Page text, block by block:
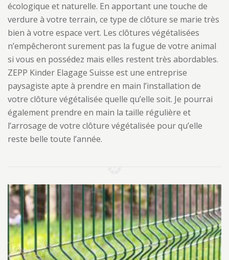
écologique et naturelle. En apportant une touche de
verdure à votre terrain, ce type de clôture se marie très
bien à votre espace vert. Les clôtures végétalisées
n’empêcheront surement pas la fugue de votre animal
si vous en possédez mais elles restent très abordables.
ZEPP Kinder Elagage Suisse est une entreprise
paysagiste apte à prendre en main l’installation de
votre clôture végétalisée quelle qu’elle soit. Je pourrai
également prendre en main la taille régulière et
l’arrosage de votre clôture végétalisée pour qu’elle
reste belle toute l’année.